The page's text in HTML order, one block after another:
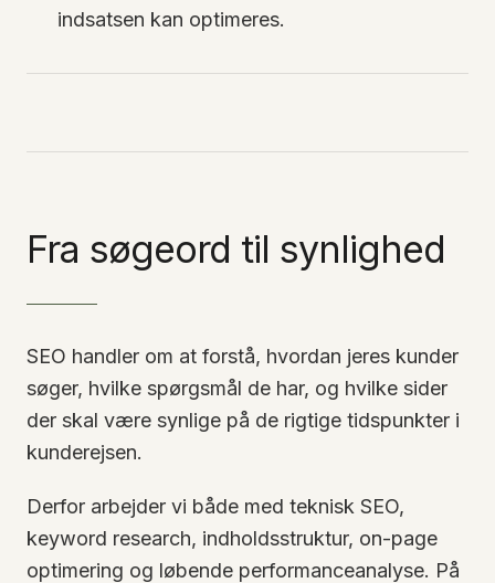
indsatsen kan optimeres.
Fra søgeord til synlighed
SEO handler om at forstå, hvordan jeres kunder
søger, hvilke spørgsmål de har, og hvilke sider
der skal være synlige på de rigtige tidspunkter i
kunderejsen.
Derfor arbejder vi både med teknisk SEO,
keyword research, indholdsstruktur, on-page
optimering og løbende performanceanalyse. På